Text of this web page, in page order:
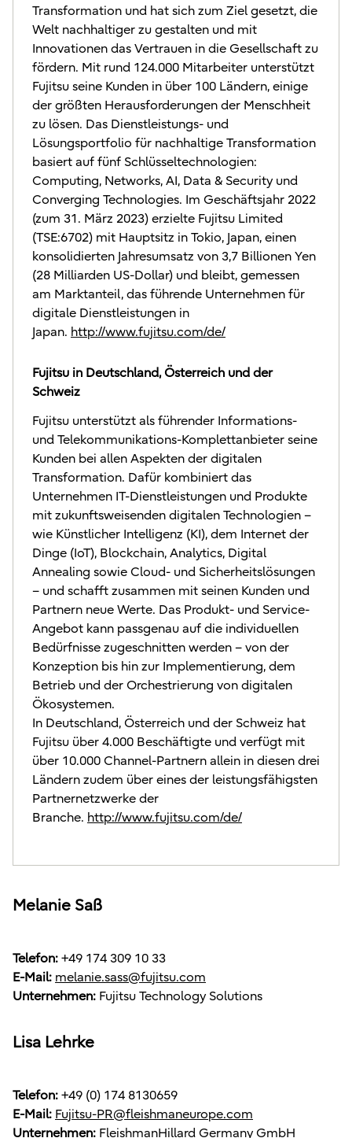
Transformation und hat sich zum Ziel gesetzt, die
Welt nachhaltiger zu gestalten und mit
Innovationen das Vertrauen in die Gesellschaft zu
fördern. Mit rund 124.000 Mitarbeiter unterstützt
Fujitsu seine Kunden in über 100 Ländern, einige
der größten Herausforderungen der Menschheit
zu lösen. Das Dienstleistungs- und
Lösungsportfolio für nachhaltige Transformation
basiert auf fünf Schlüsseltechnologien:
Computing, Networks, AI, Data & Security und
Converging Technologies. Im Geschäftsjahr 2022
(zum 31. März 2023) erzielte Fujitsu Limited
(TSE:6702) mit Hauptsitz in Tokio, Japan, einen
konsolidierten Jahresumsatz von 3,7 Billionen Yen
(28 Milliarden US-Dollar) und bleibt, gemessen
am Marktanteil, das führende Unternehmen für
digitale Dienstleistungen in
Japan. http://www.fujitsu.com/de/
Fujitsu in Deutschland, Österreich und der
Schweiz
Fujitsu unterstützt als führender Informations-
und Telekommunikations-Komplettanbieter seine
Kunden bei allen Aspekten der digitalen
Transformation. Dafür kombiniert das
Unternehmen IT-Dienstleistungen und Produkte
mit zukunftsweisenden digitalen Technologien –
wie Künstlicher Intelligenz (KI), dem Internet der
Dinge (IoT), Blockchain, Analytics, Digital
Annealing sowie Cloud- und Sicherheitslösungen
– und schafft zusammen mit seinen Kunden und
Partnern neue Werte. Das Produkt- und Service-
Angebot kann passgenau auf die individuellen
Bedürfnisse zugeschnitten werden – von der
Konzeption bis hin zur Implementierung, dem
Betrieb und der Orchestrierung von digitalen
Ökosystemen.
In Deutschland, Österreich und der Schweiz hat
Fujitsu über 4.000 Beschäftigte und verfügt mit
über 10.000 Channel-Partnern allein in diesen drei
Ländern zudem über eines der leistungsfähigsten
Partnernetzwerke der
Branche. http://www.fujitsu.com/de/
Melanie Saß
Telefon: +49 174 309 10 33
E-Mail: melanie.sass@fujitsu.com
Unternehmen: Fujitsu Technology Solutions
Lisa Lehrke
Telefon: +49 (0) 174 8130659
E-Mail: Fujitsu-PR@fleishmaneurope.com
Unternehmen: FleishmanHillard Germany GmbH